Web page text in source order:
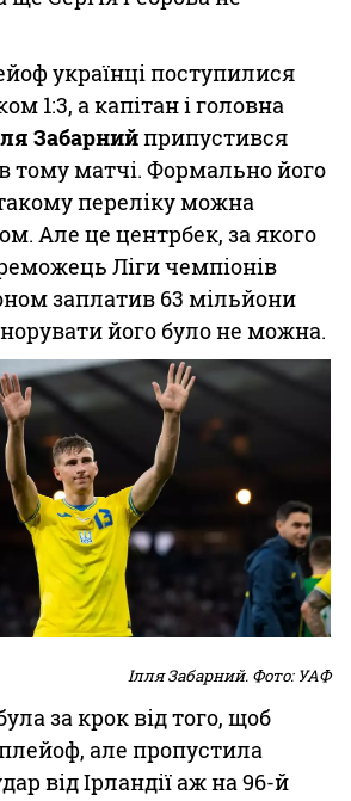
українці поступилися
1:3, а капітан і головна
Забарнийприпустився
тому матчі. Формально його
переліку можна
Але це центрбек, за якого
Ліги чемпіонів
заплатив 63 мільйони
його було не можна.
Ілля Забарний. Фото: УАФ
за крок від того, щоб
але пропустила
від Ірландії аж на 96-й